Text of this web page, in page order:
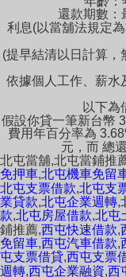
還款期數：
利息(以當舖法規定
(提早結清以日計算，
依據個人工作、薪水
以下為
假設你貸一筆新台幣
費用年百分率為
元，而 總
北屯當舖,北屯當鋪推
免押車,北屯機車免留
北屯支票借款,北屯支
業貸款,北屯企業週轉,
款,北屯房屋借款,北屯
鋪推薦,西屯快速借款,
免留車,西屯汽車借款,
屯支票借貸,西屯支票
週轉,西屯企業融資,西